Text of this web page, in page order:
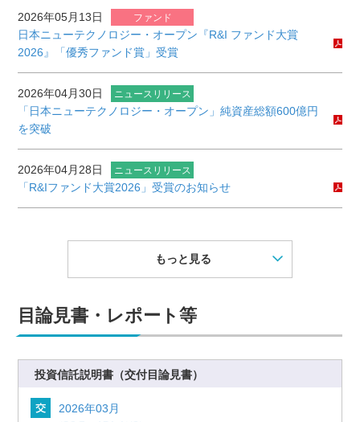
2026年05月13日 ファンド
日本ニューテクノロジー・オープン『R&I ファンド大賞
2026』「優秀ファンド賞」受賞
2026年04月30日 ニュースリリース
「日本ニューテクノロジー・オープン」純資産総額600億円
を突破
2026年04月28日 ニュースリリース
「R&Iファンド大賞2026」受賞のお知らせ
もっと見る
目論見書・レポート等
投資信託説明書 （交付目論見書）
2026年03月